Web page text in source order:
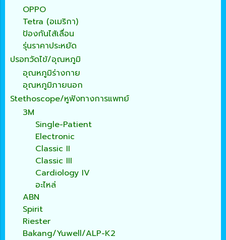
OPPO
Tetra (อเมริกา)
ป้องกันไส้เลื่อน
รุ่นราคาประหยัด
ปรอทวัดไข้/อุณหภูมิ
อุณหภูมิร่างกาย
อุณหภูมิภายนอก
Stethoscope/หูฟังทางการแพทย์
3M
Single-Patient
Electronic
Classic II
Classic III
Cardiology IV
อะไหล่
ABN
Spirit
Riester
Bakang/Yuwell/ALP-K2